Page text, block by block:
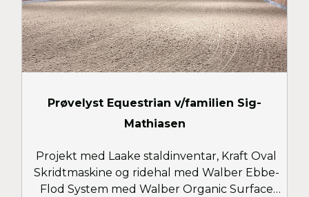
Prøvelyst Equestrian v/familien Sig-
Mathiasen
Projekt med Laake staldinventar, Kraft Oval
Skridtmaskine og ridehal med Walber Ebbe-
Flod System med Walber Organic Surface